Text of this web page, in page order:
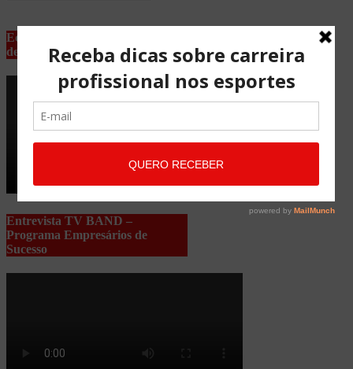
Equipe Advocacia Maria Pessoa
de Lima
Entrevista TV BAND –
Programa Empresários de
Sucesso